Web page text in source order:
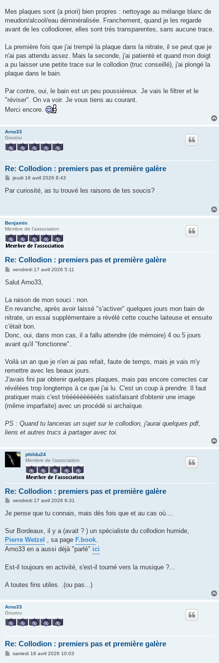
g
Mes plaques sont (a priori) bien propres : nettoyage au mélange blanc de
meudon/alcool/eau déminéralisée. Franchement, quand je les regarde
avant de les collodioner, elles sont très transparentes, sans aucune trace.
La première fois que j'ai trempé la plaque dans la nitrate, il se peut que je
n'ai pas attendu assez. Mais la seconde, j'ai patienté et quand mon doigt
a pu laisser une petite trace sur le collodion (truc conseillé), j'ai plongé la
plaque dans le bain.
Par contre, oui, le bain est un peu poussiéreux. Je vais le filtrer et le
"réviser". On va voir. Je vous tiens au courant.
Merci encore.
Arno33
Gourou
Re: Collodion : premiers pas et première galère
M
s
jeudi 16 avril 2026 8:43
Par curiosité, as tu trouvé les raisons de tes soucis?
Benjamin
Membre de l'association
Re: Collodion : premiers pas et première galère
M
s
g
vendredi 17 avril 2026 5:11
Salut Arno33,
La raison de mon souci : non.
En revanche, après avoir laissé "s'activer" quelques jours mon bain de
nitrate, un essai supplémentaire a révélé cette couche laiteuse et ensuite
c'était bon.
Donc, oui, dans mon cas, il a fallu attendre (de mémoire) 4 ou 5 jours
avant qu'il "fonctionne".
Voilà un an que je n'en ai pas refait, faute de temps, mais je vais m'y
remettre avec les beaux jours.
J'avais fini par obtenir quelques plaques, mais pas encore correctes car
révélées trop longtemps à ce que j'ai lu. C'est un coup à prendre. Il faut
pratiquer mais c'est trèèèèèèèèèès satisfaisant d'obtenir une image
(même imparfaite) avec un procédé si archaïque.
PS : Quand tu lanceras un sujet sur le collodion, j'aurai quelques pdf,
liens et autres trucs à partager avec toi.
phildu24
Membre de l'association
Re: Collodion : premiers pas et première galère
M
s
g
vendredi 17 avril 2026 6:31
Je pense que tu connais, mais dès fois que et au cas où....
Sur Bordeaux, il y a (avait ? ) un spécialiste du collodion humide,
Pierre Wetzel , sa page F.book.
Arno33 en a aussi déjà "parlé" ici
Est-il toujours en activité, s'est-il tourné vers la musique ?...
A toutes fins utiles. .(ou pas...)
Arno33
Gourou
Re: Collodion : premiers pas et première galère
Msamedi 18 avril 2026 10:03